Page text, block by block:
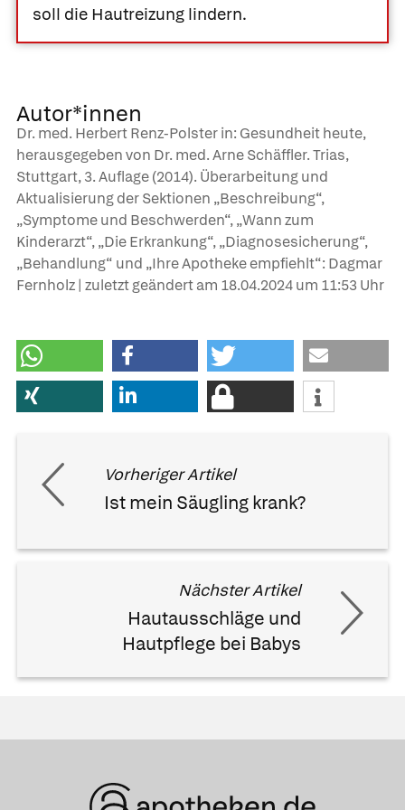
soll die Hautreizung lindern.
Autor*innen
Dr. med. Herbert Renz-Polster in: Gesundheit heute,
herausgegeben von Dr. med. Arne Schäffler. Trias,
Stuttgart, 3. Auflage (2014). Überarbeitung und
Aktualisierung der Sektionen „Beschreibung“,
„Symptome und Beschwerden“, „Wann zum
Kinderarzt“, „Die Erkrankung“, „Diagnosesicherung“,
„Behandlung“ und „Ihre Apotheke empfiehlt“: Dagmar
Fernholz | zuletzt geändert am 18.04.2024um 11:53 Uhr
Vorheriger Artikel
Ist mein Säugling krank?
Nächster Artikel
Hautausschläge und
Hautpflege bei Babys